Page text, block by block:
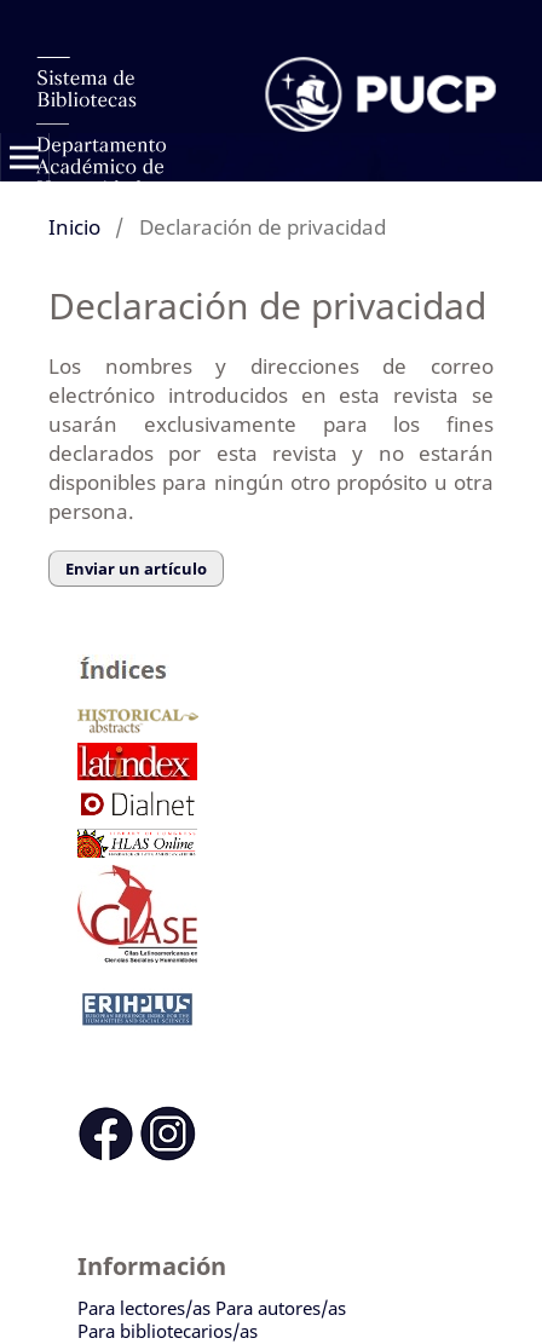
Inicio / Declaración de privacidad
Declaración de privacidad
Los nombres y direcciones de correo
electrónico introducidos en esta revista se
usarán exclusivamente para los fines
declarados por esta revista y no estarán
disponibles para ningún otro propósito u otra
persona.
Enviar un artículo
Información
Para lectores/as Para autores/as
Para bibliotecarios/as